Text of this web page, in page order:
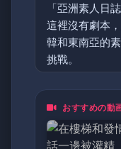
「亞洲素人日
這裡沒有劇本
韓和東南亞的
挑戰。
從鄉村的簡單
都是一頁動人
摯的面貌！
おすすめの動